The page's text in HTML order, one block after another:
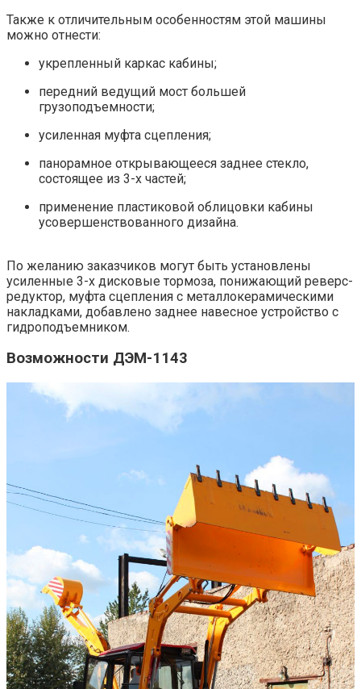
Также к отличительным особенностям этой машины
можно отнести:
укрепленный каркас кабины;
передний ведущий мост большей
грузоподъемности;
усиленная муфта сцепления;
панорамное открывающееся заднее стекло,
состоящее из 3-х частей;
применение пластиковой облицовки кабины
усовершенствованного дизайна.
По желанию заказчиков могут быть установлены
усиленные 3-х дисковые тормоза, понижающий реверс-
редуктор, муфта сцепления с металлокерамическими
накладками, добавлено заднее навесное устройство с
гидроподъемником.
Возможности ДЭМ-1143